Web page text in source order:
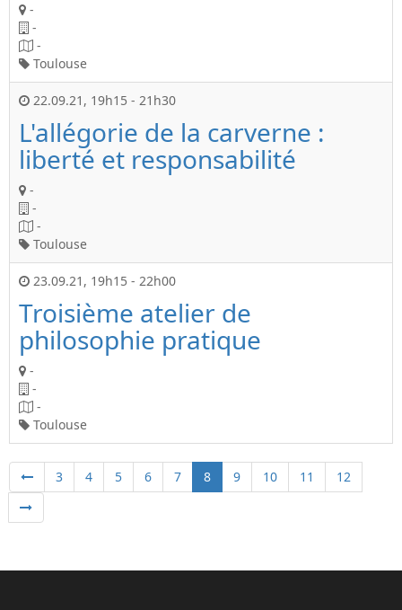
-
-
-
Toulouse
22.09.21 , 19h15 - 21h30
L'allégorie de la carverne :
liberté et responsabilité
-
-
-
Toulouse
23.09.21 , 19h15 - 22h00
Troisième atelier de
philosophie pratique
-
-
-
Toulouse
3 4 5 6 7 8 9 10 11 12